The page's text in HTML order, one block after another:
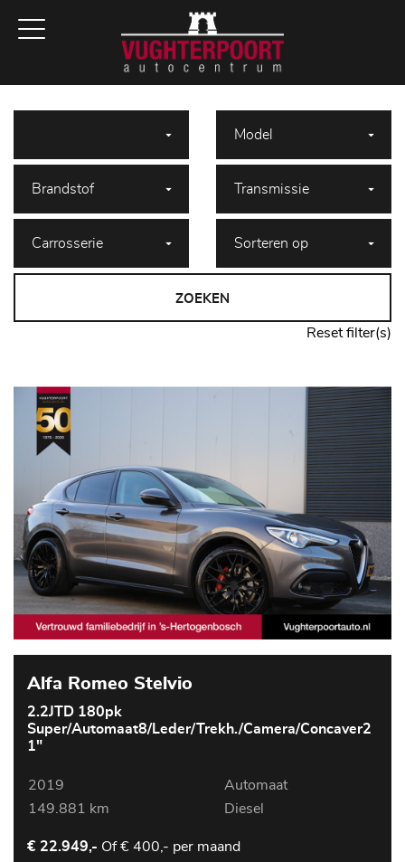
ZOEKEN
Reset filter(s)
Alfa Romeo Stelvio
2.2JTD 180pk
Super/Automaat8/Leder/Trekh./Camera/Concaver2
1"
2019
Automaat
149.881 km
Diesel
€ 22.949,- Of€ 400,- per maand